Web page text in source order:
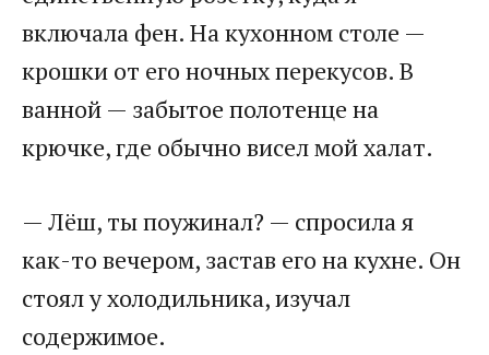
включала фен. На кухонном столе —
крошки от его ночных перекусов. В
ванной — забытое полотенце на
крючке, где обычно висел мой халат.
— Лёш, ты поужинал? — спросила я
как-то вечером, застав его на кухне. Он
стоял у холодильника, изучал
содержимое.